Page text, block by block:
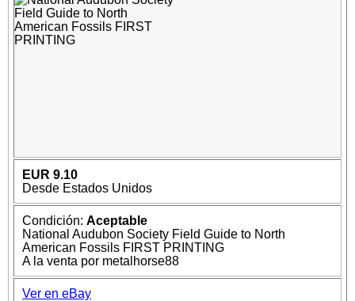
EUR 9.10
Desde Estados Unidos
Condición: Aceptable
National Audubon Society Field Guide to North
American Fossils FIRST PRINTING
A la venta por metalhorse88
Ver en eBay